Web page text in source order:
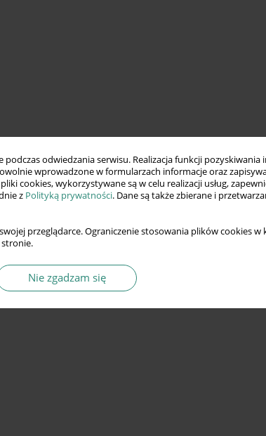
odwiedzania serwisu. Realizacja funkcji
wprowadzone w formularzach informacje oraz
cookies, wykorzystywane są w celu realizacji usług,
z Polityką prywatności. Dane są także zbierane i
przeglądarce. Ograniczenie stosowania plików cookies
Nie zgadzam się